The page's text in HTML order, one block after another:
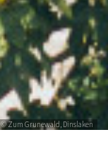
© Zum Grunewald, Dinslaken